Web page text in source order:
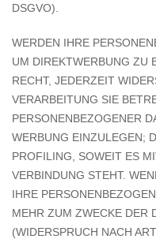
DSGVO).
WERDEN IHRE
UM DIREKTWERBUNG ZU
RECHT, JEDERZEIT
VERARBEITUNG SIE
PERSONENBEZOGENER
WERBUNG EINZULEGEN;
PROFILING, SOWEIT ES
VERBINDUNG STEHT.
IHRE
MEHR ZUM ZWECKE DER
(WIDERSPRUCH NACH